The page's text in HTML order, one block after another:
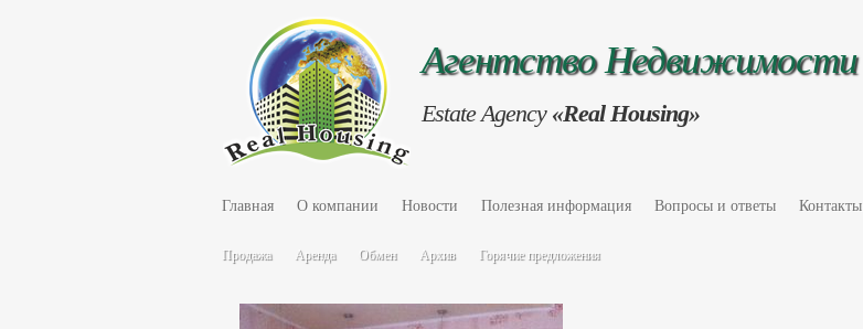
Агентство Недвижимости
Estate Agency «Real Housing»
Главная О компании Новости Полезная информация Вопросы и ответы Контакты
Продажа Аренда Обмен Архив Горячие предложения